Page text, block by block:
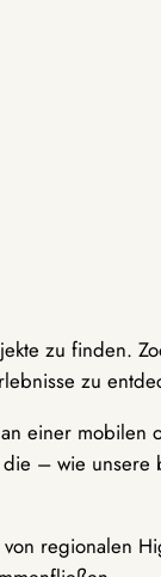
zu finden.
zu
einer
die – wie
regionalen